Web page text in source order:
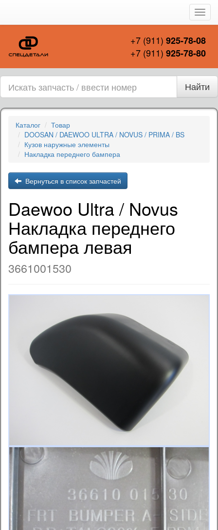
+7 (911) 925-78-08
+7 (911) 925-78-80
Найти
Каталог
Товар
DOOSAN / DAEWOO ULTRA / NOVUS / PRIMA / BS
Кузов наружные элементы
Накладка переднего бампера
Вернуться в список запчастей
Daewoo Ultra / Novus
Накладка переднего
бампера левая
3661001530